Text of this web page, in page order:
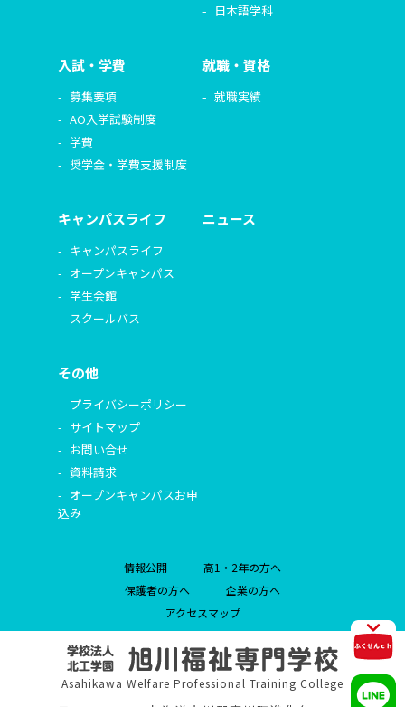
日本語学科
入試・学費
募集要項
AO入学試験制度
学費
奨学金・学費支援制度
就職・資格
就職実績
キャンパスライフ
キャンパスライフ
オープンキャンパス
学生会館
スクールバス
ニュース
その他
プライバシーポリシー
サイトマップ
お問い合せ
資料請求
オープンキャンパスお申
込み
情報公開
高1・2年の方へ
保護者の方へ
企業の方へ
アクセスマップ
Asahikawa Welfare Professional Training College